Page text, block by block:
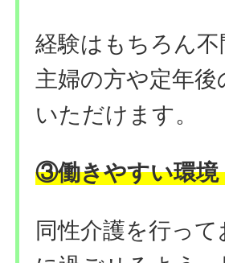
経験はもちろん
主婦の方や定年
いただけます。
③働きやすい環境
同性介護を行っ